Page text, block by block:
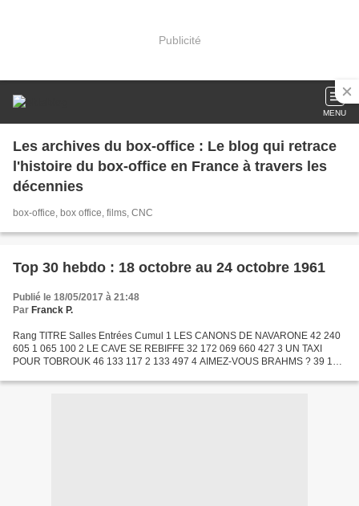
Publicité
MENU
Les archives du box-office : Le blog qui retrace
l'histoire du box-office en France à travers les
décennies
box-office, box office, films, CNC
Top 30 hebdo : 18 octobre au 24 octobre 1961
Publié le 18/05/2017 à 21:48
Par Franck P.
Rang TITRE Salles Entrées Cumul 1 LES CANONS DE NAVARONE 42 240
605 1 065 100 2 LE CAVE SE REBIFFE 32 172 069 660 427 3 UN TAXI
POUR TOBROUK 46 133 117 2 133 497 4 AIMEZ-VOUS BRAHMS ? 39 113